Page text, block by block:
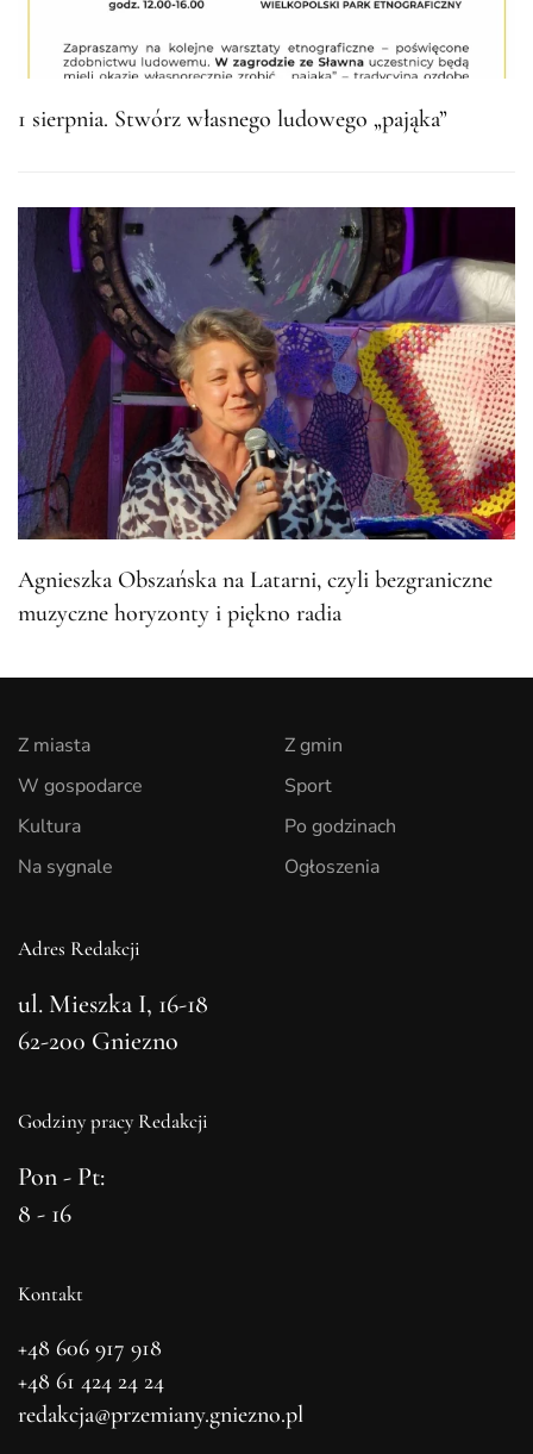
1 sierpnia. Stwórz własnego ludowego „pająka”
Agnieszka Obszańska na Latarni, czyli bezgraniczne
muzyczne horyzonty i piękno radia
Z miasta
W gospodarce
Kultura
Na sygnale
Z gmin
Sport
Po godzinach
Ogłoszenia
Adres Redakcji
ul. Mieszka I, 16-18
62-200 Gniezno
Godziny pracy Redakcji
Pon - Pt:
8 - 16
Kontakt
+48 606 917 918
+48 61 424 24 24
redakcja@przemiany.gniezno.pl